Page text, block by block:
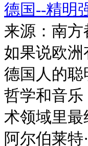
德国--精明
来源：南方
如果说欧
德国人的
哲学和音
术领域里
阿尔伯莱